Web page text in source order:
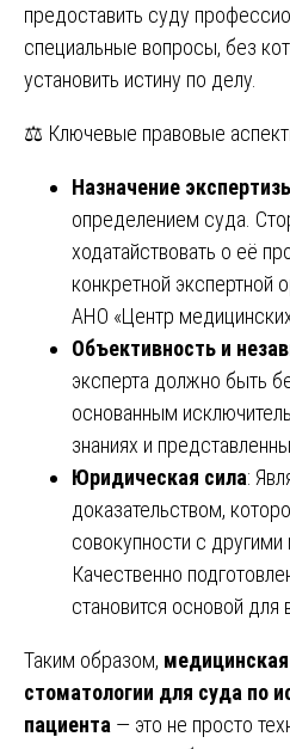
предоставить суду
специальные вопросы, без
установить истину по делу.
⚖️ Ключевые правовые
Назначение
определением суда.
ходатайствовать о её
конкретной экспертной
АНО «Центр медицинских
Объективность и
эксперта должно быть
основанным
знаниях и
Юридическая сила:
доказательством,
совокупности с другими
Качественно
становится основой для
Таким образом,
стоматологии для суда по
пациента — это не просто